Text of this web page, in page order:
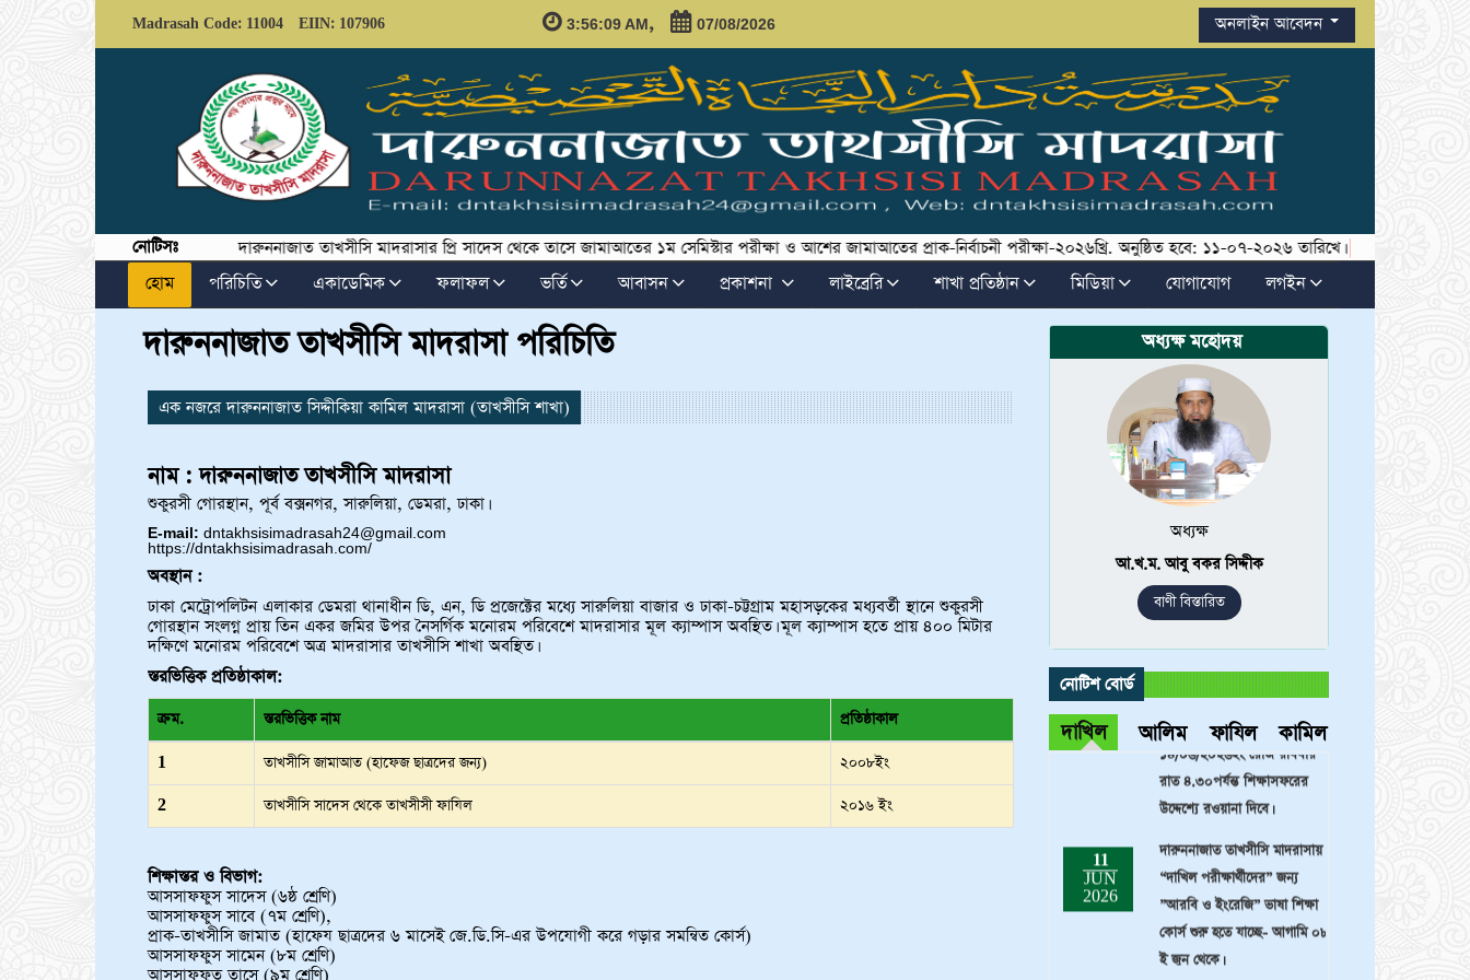
Madrasah Code: 11004 EIIN: 107906 3:56:10 AM, 07/08/2026 অনলাইন আবেদন
নোটিসঃ দারুননাজাত তাখসীসি মাদরাসার প্রি সাদেস থেকে তাসে জামাআতের ১ম সেমিস্টার পরীক্ষা ও আশের জামাআতের প্রাক-নির্বাচনী পরীক্ষা-২০২৬খ্রি. অনুষ্ঠিত হবে: ১১-০৭-২০২৬ তারিখে।||
হোম পরিচিতি একাডেমিক ফলাফল ভর্তি আবাসন প্রকাশনা লাইব্রেরি শাখা প্রতিষ্ঠান মিডিয়া যোগাযোগ লগইন
দারুননাজাত তাখসীসি মাদরাসা পরিচিতি
এক নজরে দারুননাজাত সিদ্দীকিয়া কামিল মাদরাসা (তাখসীসি শাখা)
নাম : দারুননাজাত তাখসীসি মাদরাসা
শুকুরসী গোরস্থান, পূর্ব বক্সনগর, সারুলিয়া, ডেমরা, ঢাকা।
E-mail: dntakhsisimadrasah24@gmail.com
https://dntakhsisimadrasah.com/
অবস্থান :
ঢাকা মেট্রোপলিটন এলাকার ডেমরা থানাধীন ডি, এন, ডি প্রজেক্টের মধ্যে সারুলিয়া বাজার ও ঢাকা-চট্টগ্রাম মহাসড়কের মধ্যবর্তী স্থানে শুকুরসী
গোরস্থান সংলগ্ন প্রায় তিন একর জমির উপর নৈসর্গিক মনোরম পরিবেশে মাদরাসার মূল ক্যাম্পাস অবস্থিত। মূল ক্যাম্পাস হতে প্রায় ৪০০ মিটার
দক্ষিণে মনোরম পরিবেশে অত্র মাদরাসার তাখসীসি শাখা অবস্থিত।
স্তরভিত্তিক প্রতিষ্ঠাকাল:
ক্রম. স্তরভিত্তিক নাম প্রতিষ্ঠাকাল
1 তাখসীসি জামাআত (হাফেজ ছাত্রদের জন্য) ২০০৮ইং
2 তাখসীসি সাদেস থেকে তাখসীসী ফাযিল ২০১৬ ইং
শিক্ষাস্তর ও বিভাগ:
আসসাফফুস সাদেস (৬ষ্ঠ শ্রেণি)
আসসাফফুস সাবে (৭ম শ্রেণি),
প্রাক-তাখসীসি জামাত (হাফেয ছাত্রদের ৬ মাসেই জে.ডি.সি-এর উপযোগী করে গড়ার সমন্বিত কোর্স)
আসসাফফুস সামেন (৮ম শ্রেণি)
আসসাফফুত তাসে (৯ম শ্রেণি)
অধ্যক্ষ মহোদয়
অধ্যক্ষ
আ.খ.ম. আবু বকর সিদ্দীক
বাণী বিস্তারিত
নোটিশ বোর্ড
দাখিল আলিম ফাযিল কামিল
10
JUL
দারুননাজাত তাখসীসি মাদরাসার
প্রি সাদেস থেকে তাসে জামাআতের
১ম সেমিস্টার পরীক্ষা ও আশের
পরীক্ষা-২০২৬খ্রি. অনুষ্ঠিত হবে:
১১-০৭-২০২৬ তারিখে।
2026
দারুননাজাত তাখসীসি মাদরাসার
রাত ৮.০০ থেকে পরবর্তী
১৪/০৬/২০২৬ইং রোজ রবিবার
রাত ৪.৩০পর্যন্ত শিক্ষাসফরের
উদ্দেশ্যে রওয়ানা দিবে।
JUN
2026
দারুননাজাত তাখসীসি মাদরাসায়
“দাখিল পরীক্ষার্থীদের” জন্য
”আরবি ও ইংরেজি” ভাষা শিক্ষা
কোর্স শুরু হতে যাচ্ছে- আগামি ০৮
ই জুন থেকে।
দারুননাজাত তাখসীসি মাদরাসায়